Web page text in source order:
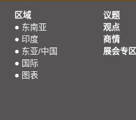
区域
● 东南亚
● 印度
● 东亚/中国
● 国际
● 图表
议题
观点
商情
展会专区